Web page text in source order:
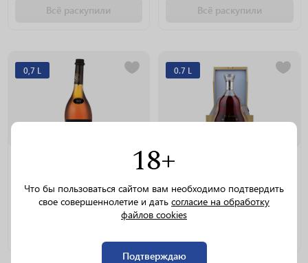
18+
Что бы пользоваться сайтом вам необходимо подтвердить
свое совершеннолетие и дать согласие на обработку
файлов cookies
Подтверждаю
Всё раскупили Всё раскупили
0,7 L 0.7 L